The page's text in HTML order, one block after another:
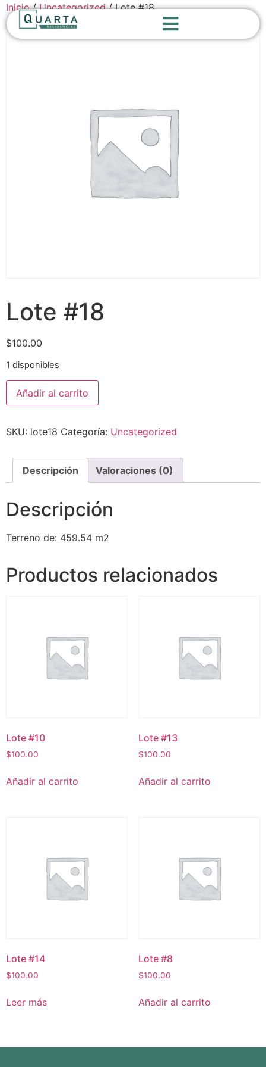
Inicio/Uncategorized/ Lote #18
Lote #18
$100.00
1 disponibles
Añadir al carrito
SKU: lote18 Categoría: Uncategorized
Descripción Valoraciones (0)
Descripción
Terreno de: 459.54 m2
Productos relacionados
Lote #10
$100.00
Añadir al carrito
Lote #13
$100.00
Añadir al carrito
Lote #14
$100.00
Leer más
Lote #8
$100.00
Añadir al carrito